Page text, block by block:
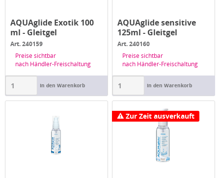
AQUAglide Exotik 100
ml - Gleitgel
Art. 240159
Preise sichtbar
nach Händler-Freischaltung
In den Warenkorb
AQUAglide sensitive
125ml - Gleitgel
Art. 240160
Preise sichtbar
nach Händler-Freischaltung
In den Warenkorb
Zur Zeit ausverkauft